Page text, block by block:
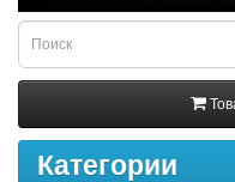
Категории